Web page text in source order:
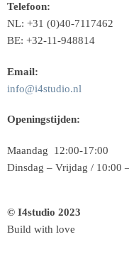
Telefoon:
NL: +31 (0)40-7117462
BE: +32-11-948814
Email:
info@i4studio.nl
Openingstijden:
Maandag 12:00-17:00
Dinsdag – Vrijdag / 10:00
© I4studio 2023
Build with love